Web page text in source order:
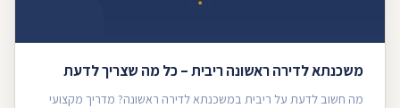
משכנתא לדירה ראשונה ריבית – כל מה שצריך לדעת
מה חשוב לדעת על ריבית במשכנתא לדירה ראשונה? מדריך מקצועי